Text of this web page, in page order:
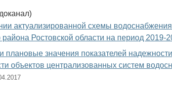
актуализированной схемы
района Ростовской области на период 2019-
плановые значения показателей
объектов централизованных систем